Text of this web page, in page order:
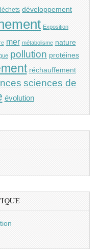
développement
Exposition
mer métabolisme nature
pollution protéines
réchauffement
sciences de
évolution